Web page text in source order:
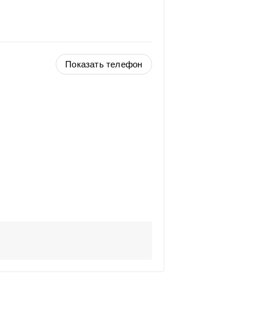
Показать телефон